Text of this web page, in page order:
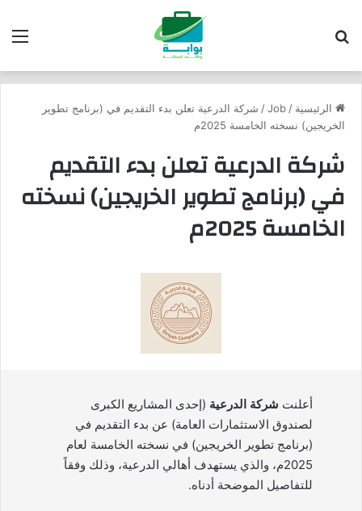
الرئيسية /
Job
/ شركة الدرعية تعلن بدء التقديم في (برنامج تطوير
الخريجين) نسخته الخامسة 2025م
شركة الدرعية تعلن بدء التقديم
في (برنامج تطوير الخريجين) نسخته
الخامسة 2025م
أعلنت شركة الدرعية (إحدى المشاريع الكبرى
لصندوق الاستثمارات العامة) عن بدء التقديم في
(برنامج تطوير الخريجين) في نسخته الخامسة لعام
2025م، والذي يستهدف أهالي الدرعية، وذلك وفقاً
للتفاصيل الموضحة أدناه.